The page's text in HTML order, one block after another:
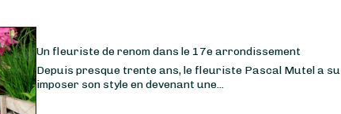
Un fleuriste de renom dans le 17e arrondissement
Depuis presque trente ans, le fleuriste Pascal Mutel a su
imposer son style en devenant une...